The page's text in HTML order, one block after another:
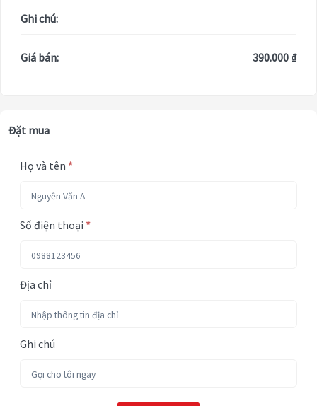
Ghi chú:
Giá bán: 390.000 ₫
Đặt mua
Họ và tên *
Số điện thoại *
Địa chỉ
Ghi chú